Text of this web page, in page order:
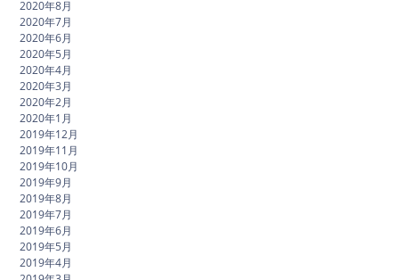
2020年8月
2020年7月
2020年6月
2020年5月
2020年4月
2020年3月
2020年2月
2020年1月
2019年12月
2019年11月
2019年10月
2019年9月
2019年8月
2019年7月
2019年6月
2019年5月
2019年4月